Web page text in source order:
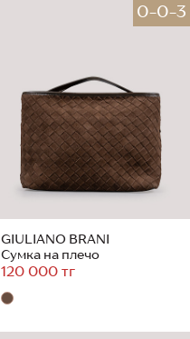
0-0-3
GIULIANO BRANI
Сумка на плечо
120 000 тг